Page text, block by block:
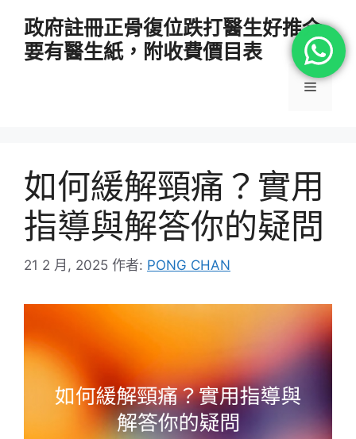
政府註冊正骨復位跌打醫生好推介
要有醫生紙，附收費價目表
選
如何緩解頸痛？實用
指導與解答你的疑問
21 2 月, 2025 作者: PONG CHAN